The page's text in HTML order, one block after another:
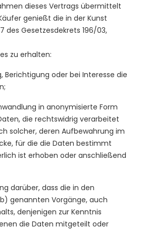
dieses Vertrags übermittelt
genießt die in der Kunst
des Gesetzesdekrets 196/03,
zu erhalten:
Berichtigung oder bei Interesse die
in anonymisierte Form
die rechtswidrig verarbeitet
solcher, deren Aufbewahrung im
für die die Daten bestimmt
ist erhoben oder anschließend
darüber, dass die in den
genannten Vorgänge, auch
denjenigen zur Kenntnis
die Daten mitgeteilt oder